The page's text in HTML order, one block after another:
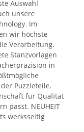
Auswahl
unsere
Im
wir höchste
Verarbeitung.
Stanzvorlagen
in
Puzzleteile.
für Qualität
passt. NEUHEIT
werksseitig